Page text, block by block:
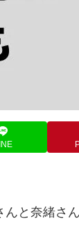
と奈緒さ